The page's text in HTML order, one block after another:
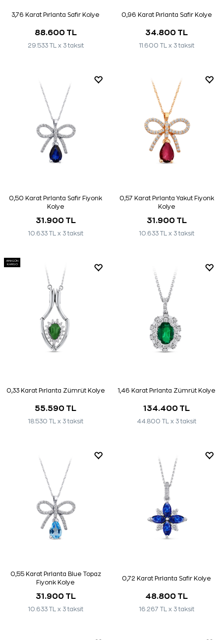
3,76 Karat Pırlanta Safir Kolye
88.600 TL
29.533 TL x 3 taksit
0,96 Karat Pırlanta Safir Kolye
34.800 TL
11.600 TL x 3 taksit
0,50 Karat Pırlanta Safir Fiyonk
Kolye
31.900 TL
10.633 TL x 3 taksit
0,57 Karat Pırlanta Yakut Fiyonk
Kolye
31.900 TL
10.633 TL x 3 taksit
AYNI GÜN
KARGO
0,33 Karat Pırlanta Zümrüt Kolye
55.590 TL
18.530 TL x 3 taksit
1,46 Karat Pırlanta Zümrüt Kolye
134.400 TL
44.800 TL x 3 taksit
0,55 Karat Pırlanta Blue Topaz
Fiyonk Kolye
31.900 TL
10.633 TL x 3 taksit
0,72 Karat Pırlanta Safir Kolye
48.800 TL
16.267 TL x 3 taksit